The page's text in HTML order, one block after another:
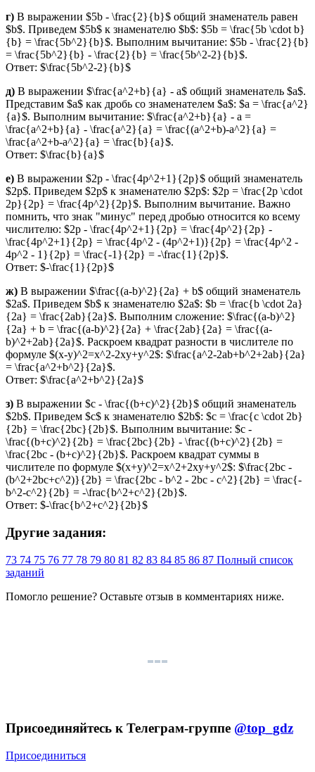
г) В выражении $5b - \frac{2}{b}$ общий знаменатель равен
$b$. Приведем $5b$ к знаменателю $b$: $5b = \frac{5b \cdot b}
{b} = \frac{5b^2}{b}$. Выполним вычитание: $5b - \frac{2}{b}
= \frac{5b^2}{b} - \frac{2}{b} = \frac{5b^2-2}{b}$.
Ответ: $\frac{5b^2-2}{b}$
д) В выражении $\frac{a^2+b}{a} - a$ общий знаменатель $a$.
Представим $a$ как дробь со знаменателем $a$: $a = \frac{a^2}
{a}$. Выполним вычитание: $\frac{a^2+b}{a} - a =
\frac{a^2+b}{a} - \frac{a^2}{a} = \frac{(a^2+b)-a^2}{a} =
\frac{a^2+b-a^2}{a} = \frac{b}{a}$.
Ответ: $\frac{b}{a}$
е) В выражении $2p - \frac{4p^2+1}{2p}$ общий знаменатель
$2p$. Приведем $2p$ к знаменателю $2p$: $2p = \frac{2p \cdot
2p}{2p} = \frac{4p^2}{2p}$. Выполним вычитание. Важно
помнить, что знак "минус" перед дробью относится ко всему
числителю: $2p - \frac{4p^2+1}{2p} = \frac{4p^2}{2p} -
\frac{4p^2+1}{2p} = \frac{4p^2 - (4p^2+1)}{2p} = \frac{4p^2 -
4p^2 - 1}{2p} = \frac{-1}{2p} = -\frac{1}{2p}$.
Ответ: $-\frac{1}{2p}$
ж) В выражении $\frac{(a-b)^2}{2a} + b$ общий знаменатель
$2a$. Приведем $b$ к знаменателю $2a$: $b = \frac{b \cdot 2a}
{2a} = \frac{2ab}{2a}$. Выполним сложение: $\frac{(a-b)^2}
{2a} + b = \frac{(a-b)^2}{2a} + \frac{2ab}{2a} = \frac{(a-
b)^2+2ab}{2a}$. Раскроем квадрат разности в числителе по
формуле $(x-y)^2=x^2-2xy+y^2$: $\frac{a^2-2ab+b^2+2ab}{2a}
= \frac{a^2+b^2}{2a}$.
Ответ: $\frac{a^2+b^2}{2a}$
з) В выражении $c - \frac{(b+c)^2}{2b}$ общий знаменатель
$2b$. Приведем $c$ к знаменателю $2b$: $c = \frac{c \cdot 2b}
{2b} = \frac{2bc}{2b}$. Выполним вычитание: $c -
\frac{(b+c)^2}{2b} = \frac{2bc}{2b} - \frac{(b+c)^2}{2b} =
\frac{2bc - (b+c)^2}{2b}$. Раскроем квадрат суммы в
числителе по формуле $(x+y)^2=x^2+2xy+y^2$: $\frac{2bc -
(b^2+2bc+c^2)}{2b} = \frac{2bc - b^2 - 2bc - c^2}{2b} = \frac{-
b^2-c^2}{2b} = -\frac{b^2+c^2}{2b}$.
Ответ: $-\frac{b^2+c^2}{2b}$
Другие задания:
73 74 75 76 77 78 79 80 81 82 83 84 85 86 87 Полный список
заданий
Помогло решение? Оставьте отзыв в комментариях ниже.
Присоединяйтесь к Телеграм-группе @top_gdz
Присоединиться